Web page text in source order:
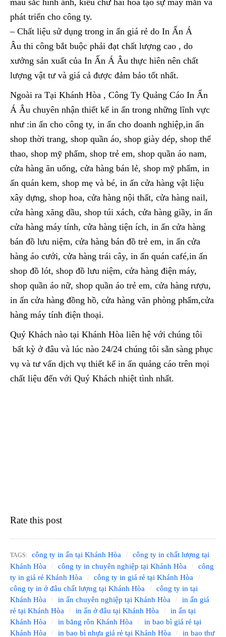
màu sắc hình ảnh, kiểu chữ hài hòa tạo sự may mắn và
phát triển cho công ty.
– Chất liệu sử dụng trong in ấn giá rẻ do In Ấn Á
Âu thi công bắt buộc phải đạt chất lượng cao , do
xưởng sản xuất của In Ấn Á Âu thực hiên nên chất
lượng vật tư và giá cả được đảm bảo tốt nhất.
Ngoài ra Tại Khánh Hòa , Công Ty Quảng Cáo In Ấn
Á Âu chuyên nhận thiết kế in ấn trong những lĩnh vực
như :in ấn cho công ty, in ấn cho doanh nghiệp,in ấn
shop thời trang, shop quần áo, shop giày dép, shop thể
thao, shop mỹ phẩm, shop trẻ em, shop quần áo nam,
cửa hàng ăn uống, cửa hàng bán lẻ, shop mỹ phẩm, in
ấn quán kem, shop mẹ và bé, in ấn cửa hàng vật liệu
xây dựng, shop hoa, cửa hàng nội thất, cửa hàng nail,
cửa hàng xăng dầu, shop túi xách, cửa hàng giầy, in ấn
cửa hàng máy tính, cửa hàng tiện ích, in ấn cửa hàng
bán đồ lưu niệm, cửa hàng bán đồ trẻ em, in ấn cửa
hàng áo cưới, cửa hàng trái cây, in ấn quán café,in ấn
shop đồ lót, shop đồ lưu niệm, cửa hàng điện máy,
shop quần áo nữ, shop quần áo trẻ em, cửa hàng rượu,
in ấn cửa hàng đồng hồ, cửa hàng văn phòng phẩm,cửa
hàng máy tính điện thoại.
Quý Khách nào tại Khánh Hòa liên hệ với chúng tôi
bất kỳ ở đâu và lúc nào 24/24 chúng tôi sẵn sàng phục
vụ và tư vấn dịch vụ thiết kế in ấn quảng cáo trên mọi
chất liệu đến với Quý Khách nhiệt tình nhất.
Rate this post
TAGS: công ty in ấn tại Khánh Hòa
công ty in chất lượng tại
Khánh Hòa
công ty in chuyên nghiệp tại Khánh Hòa
công
ty in giá rẻ Khánh Hòa
công ty in giá rẻ tại Khánh Hòa
công ty in ở đâu chất lượng tại Khánh Hòa
công ty in tại
Khánh Hòa
in ấn chuyên nghiệp tại Khánh Hòa
in ấn giá
rẻ tại Khánh Hòa
in ấn ở đâu tại Khánh Hòa
in ấn tại
Khánh Hòa
in băng rôn Khánh Hòa
in bao bì giá rẻ tại
Khánh Hòa
in bao bì nhựa giá rẻ tại Khánh Hòa
in bao thư